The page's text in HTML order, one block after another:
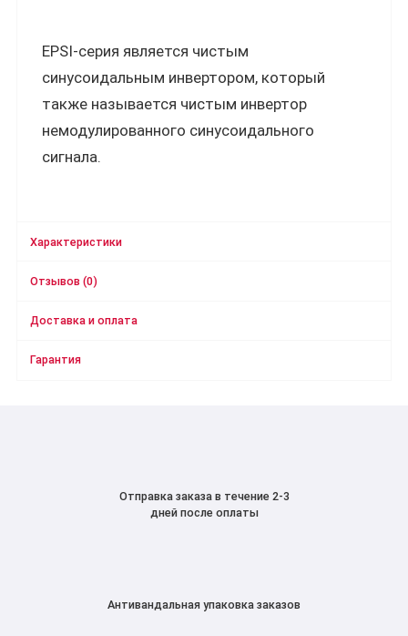
EPSI-серия является чистым
синусоидальным инвертором, который
также называется чистым инвертор
немодулированного синусоидального
сигнала.
Характеристики
Отзывов (0)
Доставка и оплата
Гарантия
Отправка заказа в течение 2-3
дней после оплаты
Антивандальная упаковка заказов